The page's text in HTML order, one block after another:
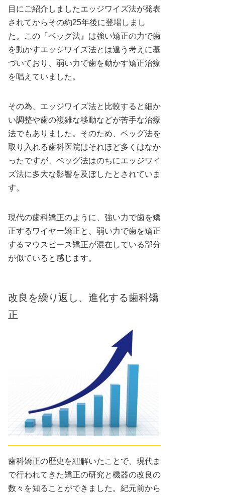
目にご紹介しましたエッジワイズ法が発表
されてからその約25年後に登場しまし
た。この『ベッグ法』は強い矯正の力で歯
を動かすエッジワイズ法とは違う考えに基
づいており、弱い力で歯を動かす矯正治療
を唱えていました。
その為、エッジワイズ法と比較すると細か
い調整や歯の複雑な移動などが苦手な治療
法でもありました。そのため、ベッグ法を
取り入れる歯科医院はそれほど多くはなか
ったですが、ベッグ法はのちにエッジワイ
ズ法に多大な影響を及ぼしたとされていま
す。
現代の歯科矯正のように、強い力で歯を矯
正するワイヤー矯正と、弱い力で歯を矯正
するマウスピース矯正が混在している部分
が似ていると感じます。
改良を繰り返し、進化する歯科矯
正
歯科矯正の歴史を紐解いたことで、現代ま
で行われてきた矯正の研究と機器の改良の
数々を知ることができました。紀元前から